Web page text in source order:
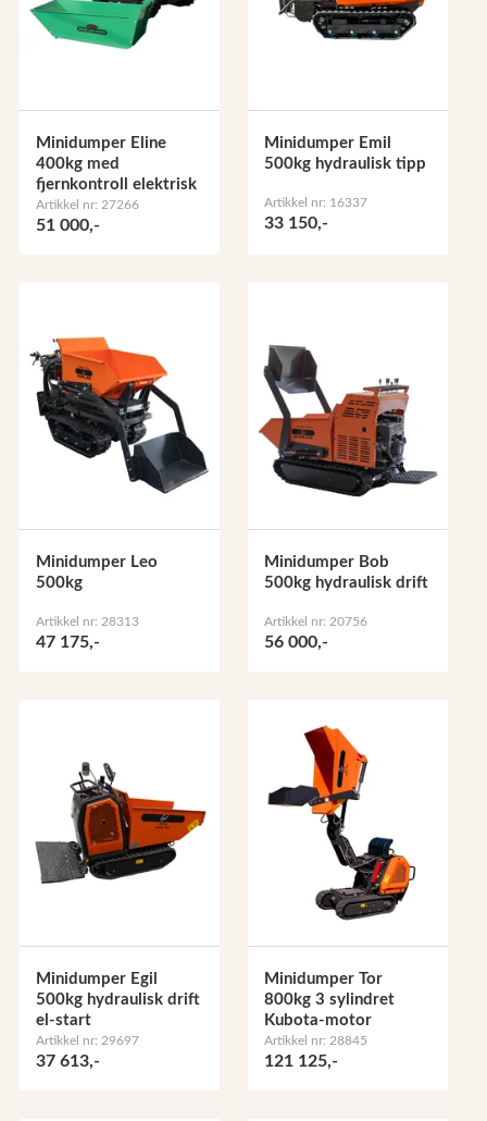
Minidumper Eline
400kg med
fjernkontroll elektrisk
Artikkel nr: 27266
51 000,-
Minidumper Emil
500kg hydraulisk tipp
Artikkel nr: 16337
33 150,-
Minidumper Leo
500kg
Artikkel nr: 28313
47 175,-
Minidumper Bob
500kg hydraulisk drift
Artikkel nr: 20756
56 000,-
Minidumper Egil
500kg hydraulisk drift
el-start
Artikkel nr: 29697
37 613,-
Minidumper Tor
800kg 3 sylindret
Kubota-motor
Artikkel nr: 28845
121 125,-